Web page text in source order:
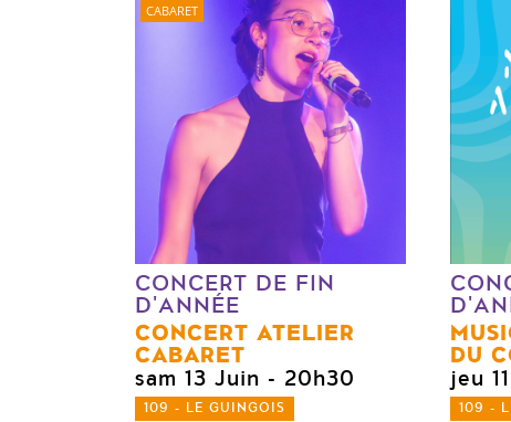
CABARET
CONCERT DE FIN
D'ANNÉE
CONCERT ATELIER
CABARET
sam 13 Juin - 20h30
109 - LE GUINGOIS
DU
jeu
109 -